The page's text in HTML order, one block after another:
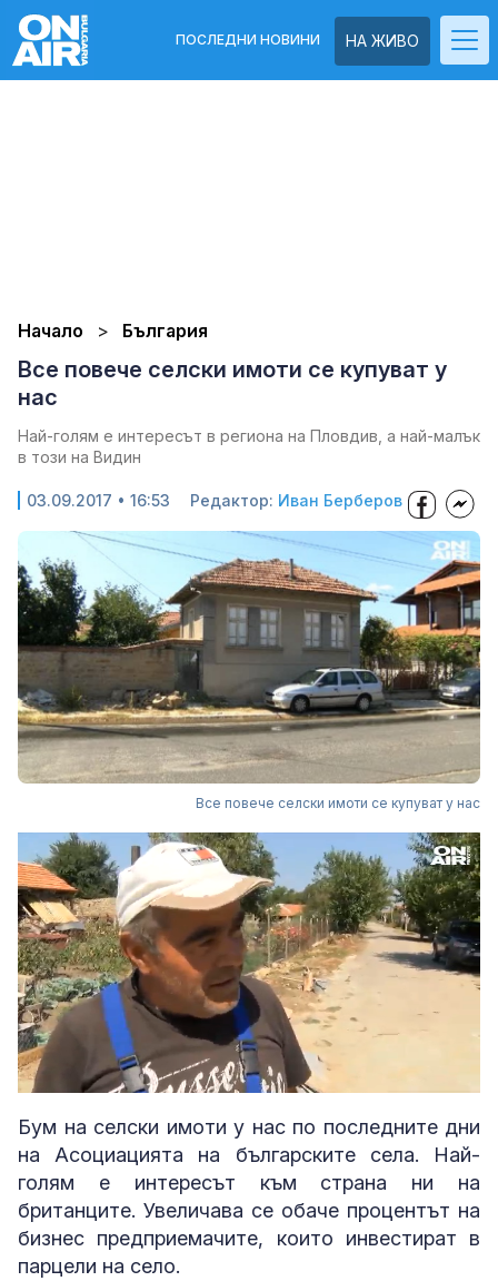
НА ЖИВО
ПОСЛЕДНИ НОВИНИ
Начало България
Все повече селски имоти се купуват у
нас
Най-голям е интересът в региона на Пловдив, а най-малък
в този на Видин
03.09.2017 • 16:53 Редактор: Иван Берберов
Все повече селски имоти се купуват у нас
Unmute Loaded:
54.73%
Бум на селски имоти у нас по последните дни
на Асоциацията на българските села. Най-
голям е интересът към страна ни на
британците. Увеличава се обаче процентът на
бизнес предприемачите, които инвестират в
парцели на село.